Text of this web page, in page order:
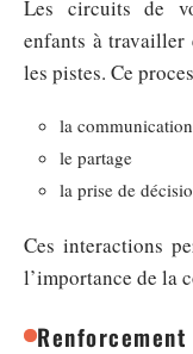
Les circuits de
enfants à
les pistes. Ce
la communication
le partage
la prise de
Ces interactions
l’importance de la